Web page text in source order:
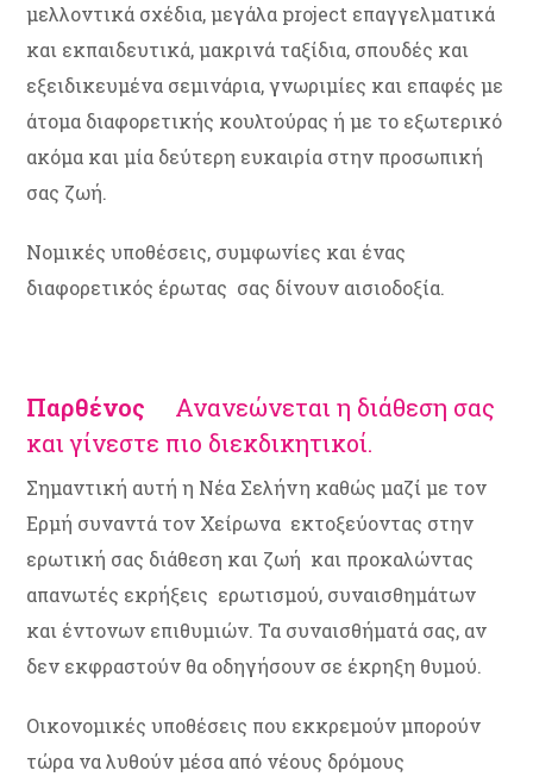
μελλοντικά σχέδια, μεγάλα project επαγγελματικά
και εκπαιδευτικά, μακρινά ταξίδια, σπουδές και
εξειδικευμένα σεμινάρια, γνωριμίες και επαφές με
άτομα διαφορετικής κουλτούρας ή με το εξωτερικό
ακόμα και μία δεύτερη ευκαιρία στην προσωπική
σας ζωή.
Νομικές υποθέσεις, συμφωνίες και ένας
διαφορετικός έρωτας σας δίνουν αισιοδοξία.
Παρθένος Ανανεώνεται η διάθεση σας
και γίνεστε πιο διεκδικητικοί.
Σημαντική αυτή η Νέα Σελήνη καθώς μαζί με τον
Ερμή συναντά τον Χείρωνα εκτοξεύοντας στην
ερωτική σας διάθεση και ζωή και προκαλώντας
απανωτές εκρήξεις ερωτισμού, συναισθημάτων
και έντονων επιθυμιών. Τα συναισθήματά σας, αν
δεν εκφραστούν θα οδηγήσουν σε έκρηξη θυμού.
Οικονομικές υποθέσεις που εκκρεμούν μπορούν
τώρα να λυθούν μέσα από νέους δρόμους